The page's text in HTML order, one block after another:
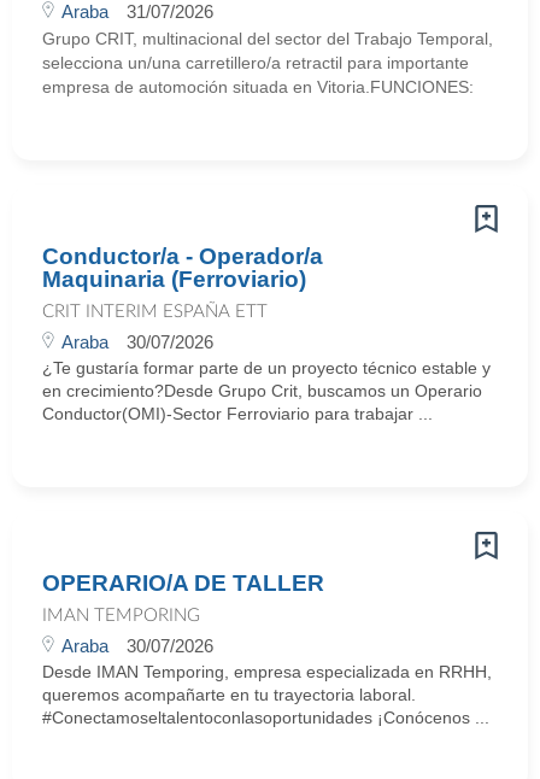
Araba 31/07/2026
Grupo CRIT, multinacional del sector del Trabajo Temporal,
selecciona un/una carretillero/a retractil para importante
empresa de automoción situada en Vitoria.FUNCIONES:
Conductor/a - Operador/a
Maquinaria (Ferroviario)
CRIT INTERIM ESPAÑA ETT
Araba 30/07/2026
¿Te gustaría formar parte de un proyecto técnico estable y
en crecimiento?Desde Grupo Crit, buscamos un Operario
Conductor(OMI)-Sector Ferroviario para trabajar ...
OPERARIO/A DE TALLER
IMAN TEMPORING
Araba 30/07/2026
Desde IMAN Temporing, empresa especializada en RRHH,
queremos acompañarte en tu trayectoria laboral.
#Conectamoseltalentoconlasoportunidades ¡Conócenos ...